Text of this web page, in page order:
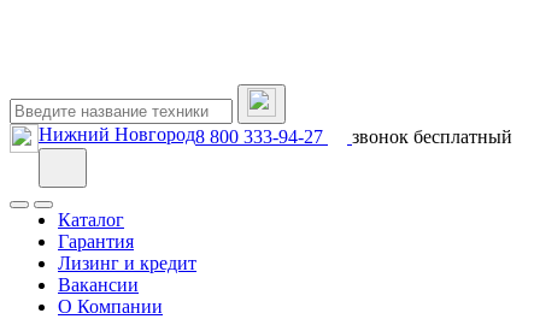
Нижний Новгород8 800 333-94-27 звонок бесплатный
Каталог
Гарантия
Лизинг и кредит
Вакансии
О Компании